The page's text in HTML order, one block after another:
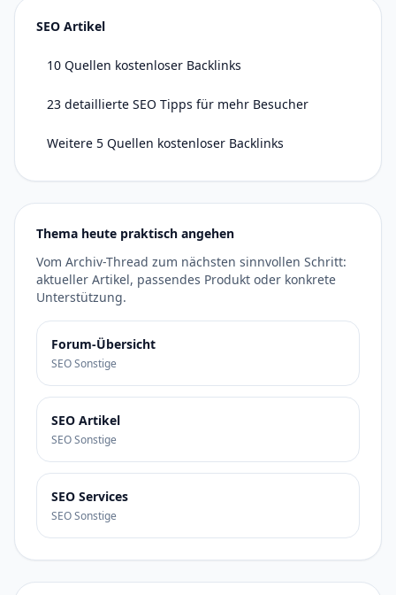
SEO Artikel
10 Quellen kostenloser Backlinks
23 detaillierte SEO Tipps für mehr Besucher
Weitere 5 Quellen kostenloser Backlinks
Thema heute praktisch angehen
Vom Archiv-Thread zum nächsten sinnvollen Schritt:
aktueller Artikel, passendes Produkt oder konkrete
Unterstützung.
Forum-Übersicht
SEO Sonstige
SEO Artikel
SEO Sonstige
SEO Services
SEO Sonstige